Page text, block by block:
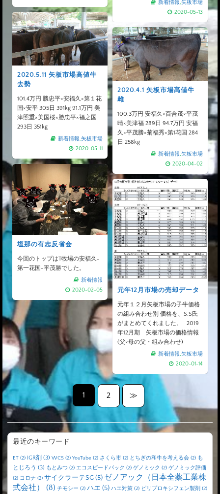
新着情報,矢板市場
2020-05-13
2020.5.11 矢板市場高値牛
去勢
101.4万円 勝忠平×安福久×第１花
国×安平 305日 391kg 91.1万円 美
津照重×美国桜×勝忠平×福之国
293日 351kg
新着情報,矢板市場
2020-05-11
2020.4.1 矢板市場高値牛
雌
100.3万円 安福久×百合茂×平茂
晴×美津福 289日 94.7万円 安福
久×平茂勝×菊福秀×第1花国 284
日 258kg
新着情報,矢板市場
2020-04-02
塩那の有志反省会
今回のトップはT牧場の安福久-
第一花国-平茂勝でした。
新着情報
2020-02-05
元年12月市場の売却データ
元年１２月矢板市場の子牛価格
の組み合わせ別 価格を、S.S氏
がまとめてくれました。 2019
年12月期 矢板市場の価格情報
(父×母の父・組み合わせ)
新着情報,矢板市場
2020-01-14
1 2 ≫
最近のキーワード
ET (2) IGR剤 (3) WCS (2) YouTube (2) さくら市 (2) とちぎの和牛を考える会 (2) も
とじろう (3) もとみつ (2) エコスピードパック (2) ゲノミック (2) ゲノミック評価
(2) コロナ (2) サイクラーテSG(5) ゼノアック（日本全薬工業株
式会社）
(8) チモシー (2) ハエ (5) ハエ対策 (2) ピリプロキシフェン製剤 (2)